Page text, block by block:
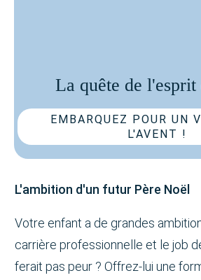
La quête de
EMBARQUEZ POUR UN
L'AVENT !
L'ambition d'un futur Père Noël
Votre enfant a de grandes
carrière professionnelle et le job
ferait pas peur ? Offrez-lui une